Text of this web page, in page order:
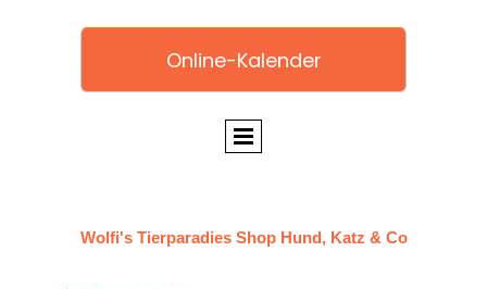
Online-Kalender
Wolfi's Tierparadies Shop Hund, Katz & Co